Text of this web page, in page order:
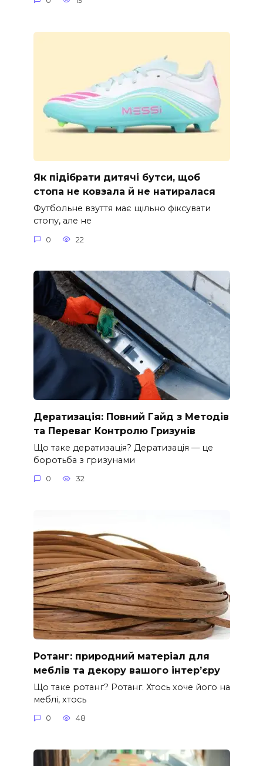
Як підібрати дитячі бутси, щоб
стопа не ковзала й не натиралася
Футбольне взуття має щільно фіксувати
стопу, але не
0 22
Дератизація: Повний Гайд з Методів
та Переваг Контролю Гризунів
Що таке дератизація? Дератизація — це
боротьба з гризунами
0 32
Ротанг: природний матеріал для
меблів та декору вашого інтер’єру
Що таке ротанг? Ротанг. Хтось хоче його на
меблі, хтось
0 48